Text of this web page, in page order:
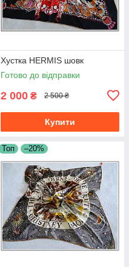
Хустка HERMIS шовк
Готово до відправки
2 000 ₴ 2 500 ₴
Купити
Топ –20%